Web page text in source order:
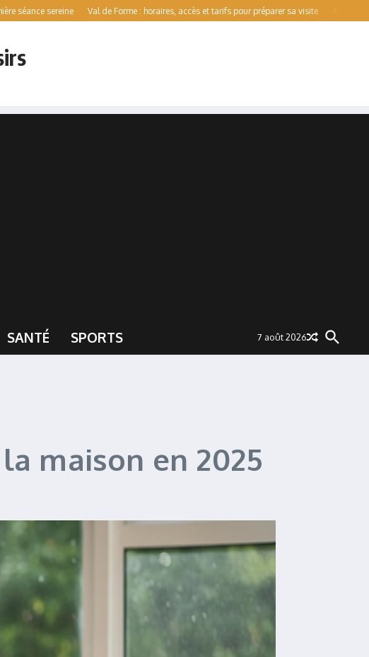
sereine Val de Forme : horaires, accès et tarifs pour préparer sa visite Aqualens :
SANTÉ SPORTS 7 août 2026
maison en 2025